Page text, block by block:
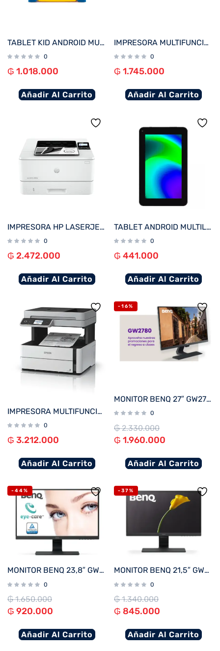
TABLET KID ANDROID MULTILASER NB623 QC/64GB/4G/9″/WIFI/AZUL PAW PATROL
0
₲ 1.018.000
Añadir Al Carrito
IMPRESORA MULTIFUNCIONAL HP SMART TANK 580 IMP/COP/SCA/USB/WIFI/BT/BIVOLT
0
₲ 1.745.000
Añadir Al Carrito
IMPRESORA HP LASERJET PRO 4003DW IMP/RED/USB/WIFI 220V
0
₲ 2.472.000
Añadir Al Carrito
TABLET ANDROID MULTILASER NB600 M7 QC/32GB/2G/7″/WIFI/NEGRO
0
₲ 441.000
Añadir Al Carrito
IMPRESORA MULTIFUNCIONAL EPSON M3170 ECOTANK RED O WIFI ADF USB BIVOLT
0
₲ 3.212.000
Añadir Al Carrito
-16%
MONITOR BENQ 27″ GW2780
0
₲2.330.000
₲ 1.960.000
Añadir Al Carrito
-44%
MONITOR BENQ 23,8″ GW2480
0
₲1.650.000
₲ 920.000
Añadir Al Carrito
-37%
MONITOR BENQ 21,5″ GW2283
0
₲1.340.000
₲ 845.000
Añadir Al Carrito